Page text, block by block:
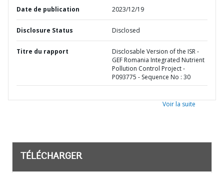
Date de publication 2023/12/19
Disclosure Status Disclosed
Titre du rapport
Disclosable Version of the ISR -
GEF Romania Integrated Nutrient
Pollution Control Project -
P093775 - Sequence No : 30
Voir la suite
TÉLÉCHARGER